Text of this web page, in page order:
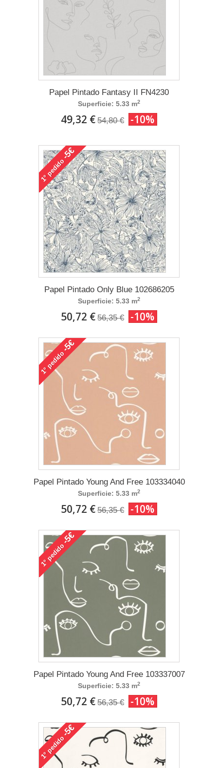
Papel Pintado Fantasy II FN4230
Superficie: 5.33 m2
49,32 € 54,80 € -10%
1°
pedido
-5€
Papel Pintado Only Blue 102686205
Superficie: 5.33 m2
50,72 € 56,35 € -10%
1°
pedido
-5€
Papel Pintado Young And Free 103334040
Superficie: 5.33 m2
50,72 € 56,35 € -10%
1°
pedido
-5€
Papel Pintado Young And Free 103337007
Superficie: 5.33 m2
50,72 € 56,35 € -10%
1°
pedido
-5€